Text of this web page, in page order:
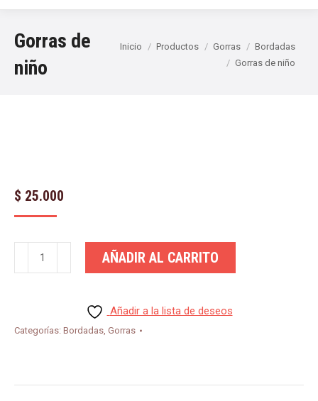
Gorras de
niño
Estás aquí:
Inicio Productos Gorras
Bordadas
Gorras de niño
$ 25.000
Gorras
de
AÑADIR AL CARRITO
Añadir a la lista de deseos
Categorías: Bordadas, Gorras